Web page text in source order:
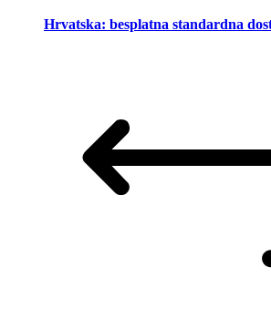
Hrvatska: besplatna standardna